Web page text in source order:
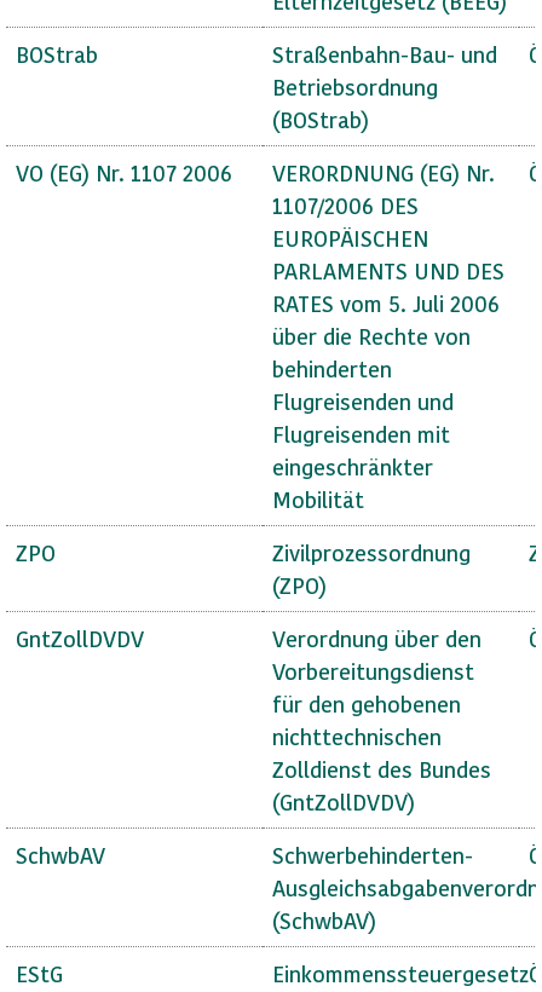
BOStrab
Straßenbahn-Bau- und
Betriebsordnung
(BOStrab)
VO (EG) Nr. 1107 2006
VERORDNUNG (EG) Nr.
1107/2006 DES
EUROPÄISCHEN
PARLAMENTS UND DES
RATES vom 5. Juli 2006
über die Rechte von
behinderten
Flugreisenden und
Flugreisenden mit
eingeschränkter
Mobilität
ZPO
Zivilprozessordnung
(ZPO)
GntZollDVDV
Verordnung über den
Vorbereitungsdienst
für den gehobenen
nichttechnischen
Zolldienst des Bundes
(GntZollDVDV)
SchwbAV
Schwerbehinderten-
(SchwbAV)
EStG
Einkommenssteuergesetz